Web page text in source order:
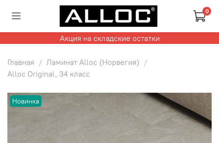
0
Акция на складские остатки
Главная
Ламинат Alloc (Норвегия)
Alloc Original, 34 класс
Новинка